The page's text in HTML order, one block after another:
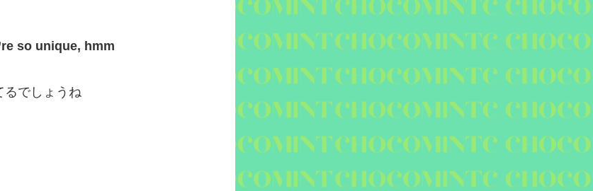
so unique, hmm
るでしょうね